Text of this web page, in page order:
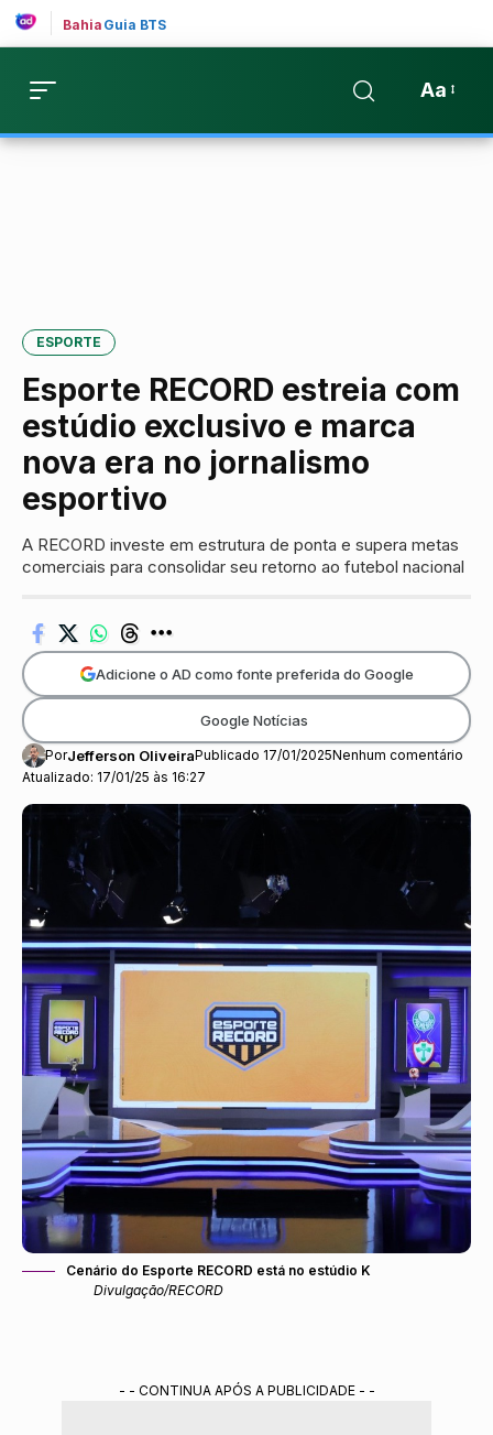
Bahia Guia BTS
Aa
ESPORTE
Esporte RECORD estreia com
estúdio exclusivo e marca
nova era no jornalismo
esportivo
A RECORD investe em estrutura de ponta e supera metas
comerciais para consolidar seu retorno ao futebol nacional
Atualizado: 17/01/25 às 16:27
PorJefferson OliveiraPublicado 17/01/2025Nenhum comentário
Adicione o AD como fonte preferida do Google
Google Notícias
Cenário do Esporte RECORD está no estúdio K
Divulgação/RECORD
- - CONTINUA APÓS A PUBLICIDADE - -